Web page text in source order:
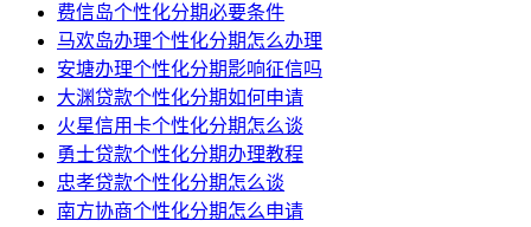
费信岛个性化分期必要条件
马欢岛办理个性化分期怎么办理
安塘办理个性化分期影响征信吗
大渊贷款个性化分期如何申请
火星信用卡个性化分期怎么谈
勇士贷款个性化分期办理教程
忠孝贷款个性化分期怎么谈
南方协商个性化分期怎么申请